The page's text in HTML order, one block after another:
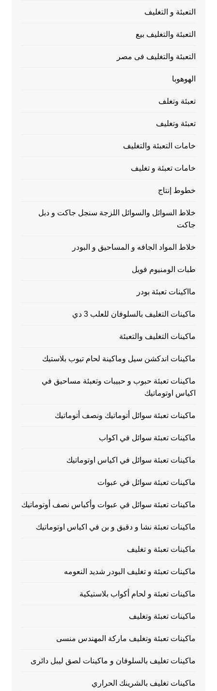
التعبئة و التغليف
التعبئة والتغليف بيع
التعبئة والتغليف فى مصر
الهوهوبا
تعبئة وتغلف
تعبئة وتغليف
خامات التعبئة والتغليف
خامات تعبئة و تغليف
خطوط إنتاج
خلاط السوائل والسوائل اللزجة سنجل جاكت و دبل
جاكت
خلاط المواد الجافه و المساحيق و البودر
طبات الومنيوم فويل
مااكينات تعبئة بودر
ماكينات التغليف بالسلوفان للعلب 3 دي
ماكينات التغليف والتعبئة
ماكينات اندكشن سيل وماكينة لحام تيوب بلاستيك
ماكينات تعبئة حبوب و حبيبات وتعبئة مساحيق في
اكياس اوتوماتيك
ماكينات تعبئة سوائل أتوماتيك ونصف أتوماتيك
ماكينات تعبئة سوائل في اكواب
ماكينات تعبئة سوائل في اكياس اوتوماتيك
ماكينات تعبئة سوائل في عبوات
ماكينات تعبئة سوائل في عبوات وأكياس نصف أوتوماتيك
ماكينات تعبئة نشا و دقيق و بن في اكياس اوتوماتيك
ماكينات تعبئة و تغليف
ماكينات تعبئة و تغليف البودر شديد النعومه
ماكينات تعبئة و لحام أكواب بلاستيكية
ماكينات تعبئة وتغليف
ماكينات تعبئة وتغليف ماركة المهندس منسى
ماكينات تغليف بالسلوفان و ماكينات لصق ليبل دائرى
ماكينات تغليف بالشرينك الحراري